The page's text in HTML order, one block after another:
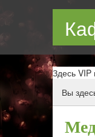
Бар в
Здесь
Вы